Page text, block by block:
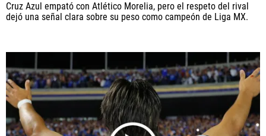
Cruz Azul empató con Atlético Morelia, pero el respeto del rival
dejó una señal clara sobre su peso como campeón de Liga MX.